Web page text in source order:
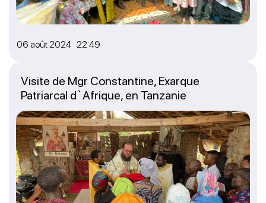
06 août 2024 22:49
Visite de Mgr Constantine, Exarque
Patriarcal d`Afrique, en Tanzanie